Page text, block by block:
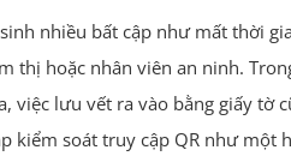
nhiều bất cập như mất thời
thị hoặc nhân viên an ninh.
việc lưu vết ra vào bằng giấy tờ
kiểm soát truy cập QR như một